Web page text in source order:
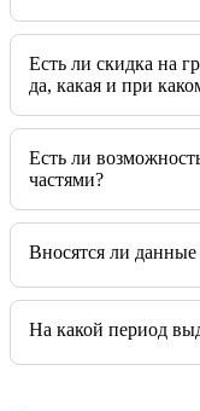
Есть ли скидка на
да, какая и при
Есть ли
частями?
Вносятся ли данные
На какой период